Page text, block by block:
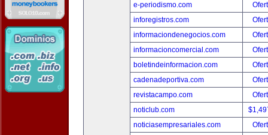
e-periodismo.com
inforegistros.com
informaciondenegocios.com
informacioncomercial.com
boletindeinformacion.com
cadenadeportiva.com
revistacampo.com
noticlub.com
noticiasempresariales.com